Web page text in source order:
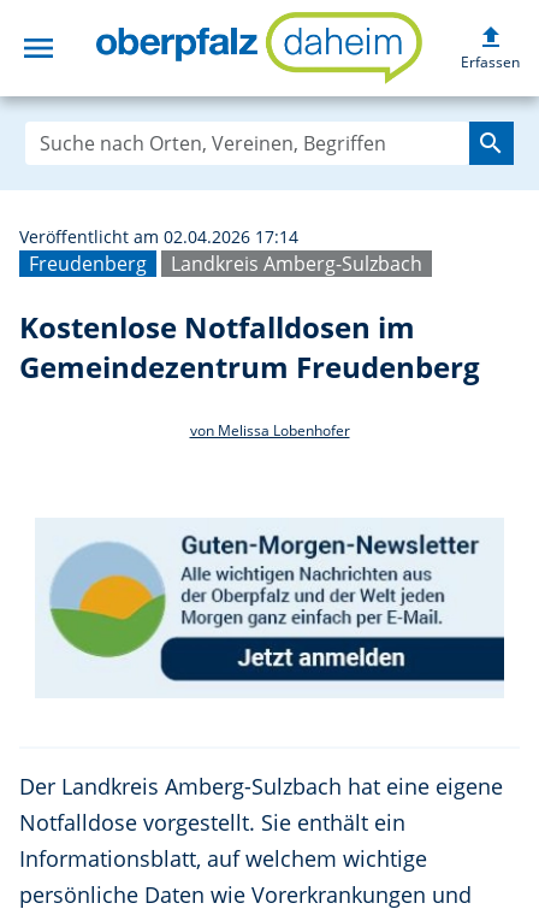
menu Kostenlose
upload
Erfassen
search
Freudenberg Landkreis Amberg-Sulzbach
Veröffentlicht am 02.04.2026 17:14
Kostenlose Notfalldosen im
Gemeindezentrum Freudenberg
von Melissa Lobenhofer
Der Landkreis Amberg-Sulzbach hat eine eigene
Notfalldose vorgestellt. Sie enthält ein
Informationsblatt, auf welchem wichtige
persönliche Daten wie Vorerkrankungen und